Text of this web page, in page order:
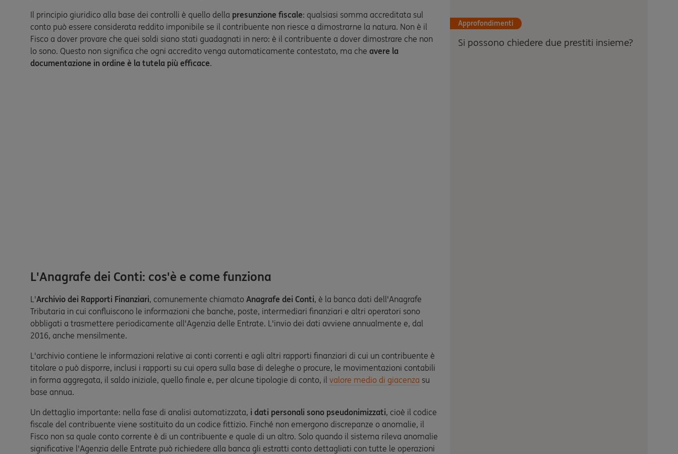
Il principio giuridico alla base dei controlli è quello della presunzione fiscale: qualsiasi somma accreditata sul
conto può essere considerata reddito imponibile se il contribuente non riesce a dimostrarne la natura. Non è il
Fisco a dover provare che quei soldi siano stati guadagnati in nero: è il contribuente a dover dimostrare che non
lo sono. Questo non significa che ogni accredito venga automaticamente contestato, ma che avere la
documentazione in ordine è la tutela più efficace.
L'Anagrafe dei Conti: cos'è e come funziona
L'Archivio dei Rapporti Finanziari, comunemente chiamato Anagrafe dei Conti, è la banca dati dell'Anagrafe
Tributaria in cui confluiscono le informazioni che banche, poste, intermediari finanziari e altri operatori sono
obbligati a trasmettere periodicamente all'Agenzia delle Entrate. L'invio dei dati avviene annualmente e, dal
2016, anche mensilmente.
L'archivio contiene le informazioni relative ai conti correnti e agli altri rapporti finanziari di cui un contribuente è
titolare o può disporre, inclusi i rapporti su cui opera sulla base di deleghe o procure, le movimentazioni contabili
in forma aggregata, il saldo iniziale, quello finale e, per alcune tipologie di conto, il valore medio di giacenza su
base annua.
Un dettaglio importante: nella fase di analisi automatizzata, i dati personali sono pseudonimizzati, cioè il codice
fiscale del contribuente viene sostituito da un codice fittizio. Finché non emergono discrepanze o anomalie, il
Fisco non sa quale conto corrente è di un contribuente e quale di un altro. Solo quando il sistema rileva anomalie
significative l'Agenzia delle Entrate può richiedere alla banca gli estratti conto dettagliati con tutte le operazioni
Approfondimenti
Si possono chiedere due prestiti insieme?